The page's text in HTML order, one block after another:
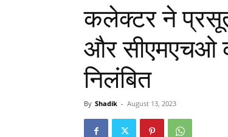
कलेक्टर ने
और सीएमएचओ
निलंबित
By Shadik - August 13, 2023